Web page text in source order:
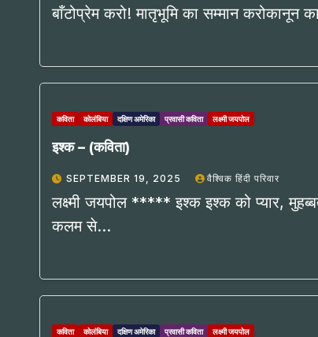
बाँटोप्रेम करो! मातृभूमि का सम्मान करोकानून
कविता कोलंबिया दक्षिण अमेरिका प्रवासी कविता लक्ष्मी जयपोल
इश्क – (कविता)
SEPTEMBER 19, 2025 वैश्विक हिंदी परिवार
लक्ष्मी जयपोल ***** इश्क इश्क को प्यार,
कलम से…
कविता कोलंबिया दक्षिण अमेरिका प्रवासी कविता लक्ष्मी जयपोल